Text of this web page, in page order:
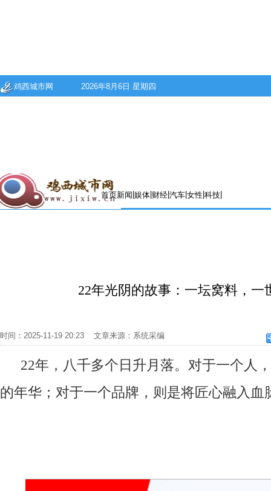
鸡西城市网 2026年8月6日 星期四
首页新闻 娱体 财经 汽车 女性 科技
22年光阴的故事：一坛窝料，一
时间：2025-11-19 20:23 文章来源：系统采编
22年，八千多个日升月落。对于一个人
的年华；对于一个品牌，则是将匠心融入血